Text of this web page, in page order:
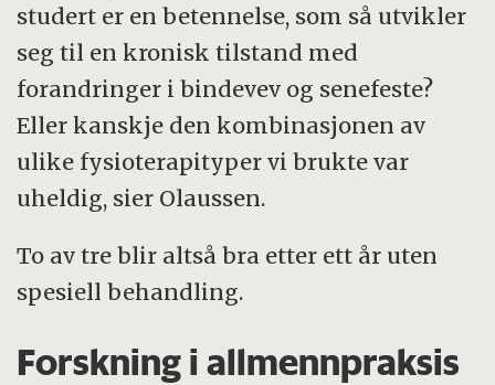
studert er en betennelse, som så utvikler
seg til en kronisk tilstand med
forandringer i bindevev og senefeste?
Eller kanskje den kombinasjonen av
ulike fysioterapityper vi brukte var
uheldig, sier Olaussen.
To av tre blir altså bra etter ett år uten
spesiell behandling.
Forskning i allmennpraksis